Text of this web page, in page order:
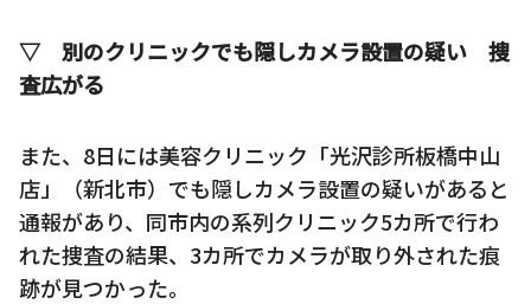
▽ 別のクリニックでも隠しカメラ設置の疑い 捜
査広がる
また、8日には美容クリニック「光沢診所板橋中山
店」（新北市）でも隠しカメラ設置の疑いがあると
通報があり、同市内の系列クリニック5カ所で行わ
れた捜査の結果、3カ所でカメラが取り外された痕
跡が見つかった。